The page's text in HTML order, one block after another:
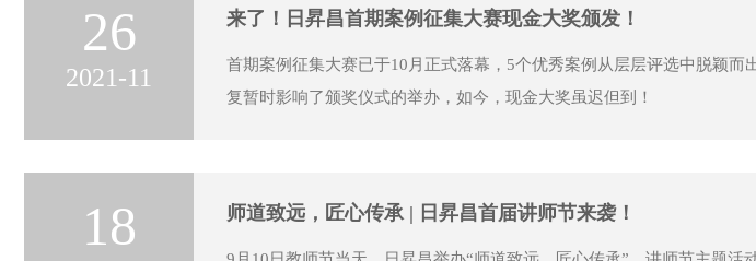
26
2021-11
来了！日昇昌首期案例征集大赛现金大奖颁发！
首期案例征集大赛已于10月正式落幕，5个优秀案例从层层评选中脱颖
复暂时影响了颁奖仪式的举办，如今，现金大奖虽迟但到！
18 师道致远，匠心传承 | 日昇昌首届讲师节来袭！